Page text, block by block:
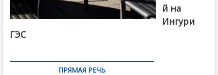
й на
Ингури
ГЭС
ПРЯМАЯ РЕЧЬ